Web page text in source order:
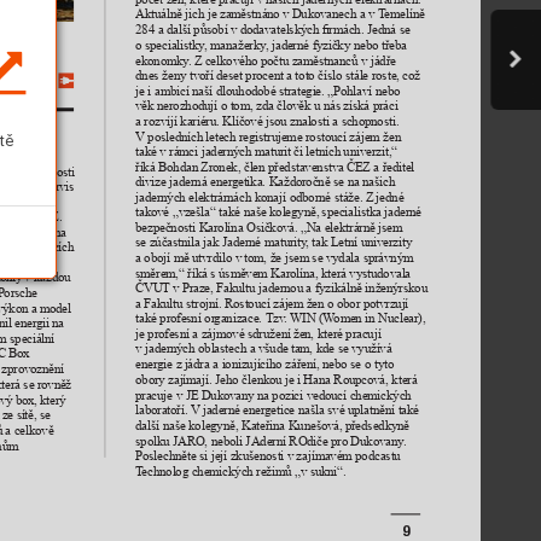
9
Aktuálně jich je zaměstnáno v Dukovanech a v Temelíně
284 a další působí v dodavatelských rmách. Jedná se
o specialistky, manažerky, jaderné fyzičky nebo třeba
ekonomky. Z celkového počtu zaměstnanců v jádře
dnes ženy tvoří deset procent a toto číslo stále roste, což
je i ambicí naší dlouhodobé strategie. „Pohlaví nebo
věk nerozhodují o tom, zda člověk u nás získá práci
a rozvíjí kariéru. Klíčové jsou znalosti a schopnosti.
V posledních letech registrujeme rostoucí zájem žen
také v rámci jaderných maturit či letních univerzit,“
říká Bohdan Zronek, člen představenstva ČEZ a ředitel
divize jaderná energetika. Každoročně se na našich
jaderných elektrárnách konají odborné stáže. Z jedné
takové „vzešla“ také naše kolegyně, specialistka jaderné
bezpečnosti Karolína Osičková. „Na elektrárně jsem
se zúčastnila jak Jaderné maturity, tak Letní univerzity
a obojí mě utvrdilo v tom, že jsem se vydala správným
směrem,“ říká s úsměvem Karolína, která vystudovala
ČVUT v Praze, Fakultu jadernou a fyzikálně inženýrskou
a Fakultu strojní. Rostoucí zájem žen o obor potvrzují
také profesní organizace. Tzv. WIN (Women in Nuclear),
je profesní a zájmové sdružení žen, které pracují
v jaderných oblastech a všude tam, kde se využívá
energie z jádra a ionizujícího záření, nebo se o tyto
obory zajímají. Jeho členkou je i Hana Roupcová, která
pracuje v JE Dukovany na pozici vedoucí chemických
laboratoří. V jaderné energetice našla své uplatnění také
další naše kolegyně, Kateřina Kunešová, předsedkyně
spolku JARO, neboli JAderní ROdiče pro Dukovany.
Poslechněte si její zkušenosti v zajímavém podcastu
Technolog chemických režimů „v sukni“.
společnosti
a servis
CZ.
na
urbo nabíjecích
v každou
a model
energii na
speciální
Box
se rovněž
box, který
sítě, se
a celkově